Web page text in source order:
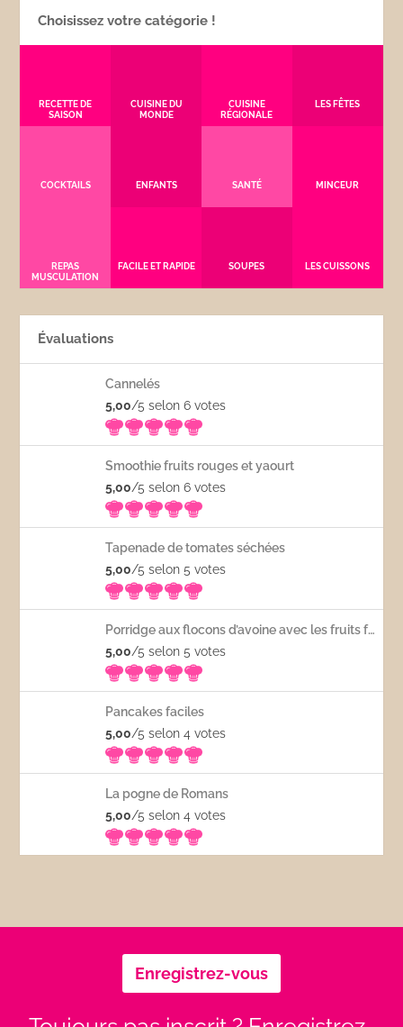
Choisissez votre catégorie !
RECETTE DE
SAISON
CUISINE DU
MONDE
CUISINE
RÉGIONALE
LES FÊTES
COCKTAILS ENFANTS SANTÉ MINCEUR
REPAS
MUSCULATION
FACILE ET RAPIDE SOUPES LES CUISSONS
Évaluations
Cannelés
5,00/5 selon 6votes
Smoothie fruits rouges et yaourt
5,00/5 selon 6votes
Tapenade de tomates séchées
5,00/5 selon 5votes
Porridge aux flocons d’avoine avec les fruits frais
5,00/5 selon 5votes
Pancakes faciles
5,00/5 selon 4votes
La pogne de Romans
5,00/5 selon 4votes
Enregistrez-vous